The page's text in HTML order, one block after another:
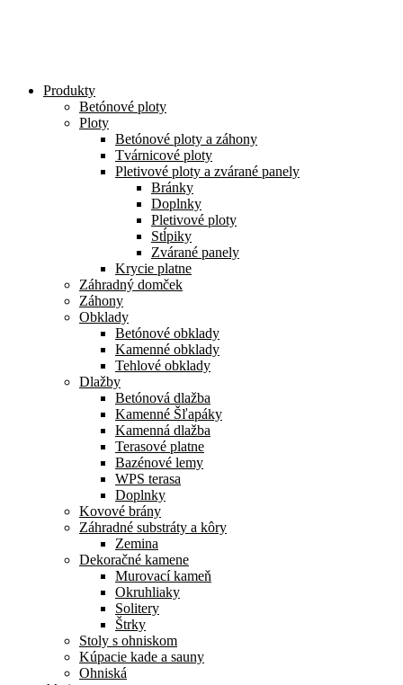
Produkty
Betónové ploty
Ploty
Betónové ploty a záhony
Tvárnicové ploty
Pletivové ploty a zvárané panely
Bránky
Doplnky
Pletivové ploty
Stĺpiky
Zvárané panely
Krycie platne
Záhradný domček
Záhony
Obklady
Betónové obklady
Kamenné obklady
Tehlové obklady
Dlažby
Betónová dlažba
Kamenné Šľapáky
Kamenná dlažba
Terasové platne
Bazénové lemy
WPS terasa
Doplnky
Kovové brány
Záhradné substráty a kôry
Zemina
Dekoračné kamene
Murovací kameň
Okruhliaky
Solitery
Štrky
Stoly s ohniskom
Kúpacie kade a sauny
Ohniská